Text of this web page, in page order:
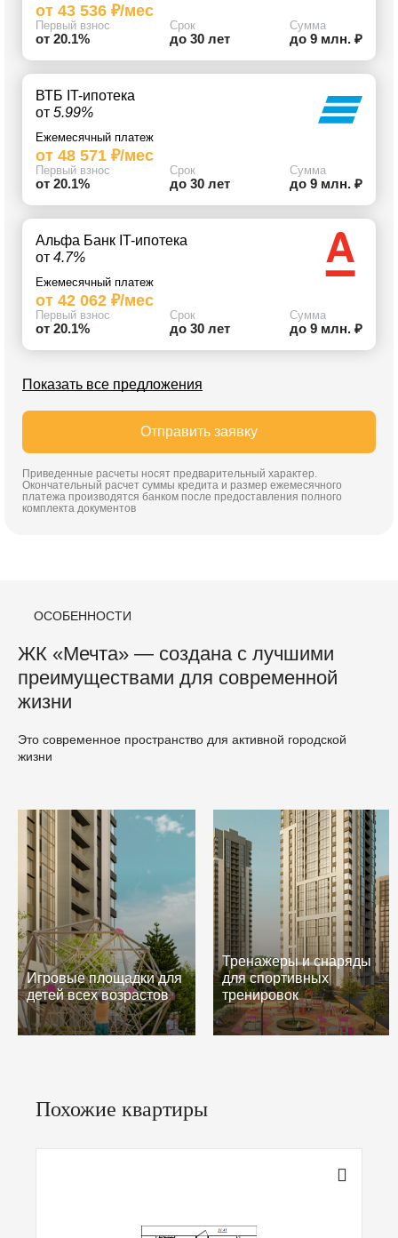
от 43 536 ₽/мес
Первый взнос
от 20.1%
Срок
до 30 лет
Сумма
до 9 млн. ₽
ВТБ IT-ипотека
от 5.99%
Ежемесячный платеж
от 48 571 ₽/мес
Первый взнос
от 20.1%
Срок
до 30 лет
Сумма
до 9 млн. ₽
Альфа Банк IT-ипотека
от 4.7%
Ежемесячный платеж
от 42 062 ₽/мес
Первый взнос
от 20.1%
Срок
до 30 лет
Сумма
до 9 млн. ₽
Показать все предложения
Отправить заявку
Приведенные расчеты носят предварительный характер.
Окончательный расчет суммы кредита и размер ежемесячного
платежа производятся банком после предоставления полного
комплекта документов
ОСОБЕННОСТИ
ЖК «Мечта» — создана с лучшими
преимуществами для современной
жизни
Это современное пространство для активной городской
жизни
Игровые площадки для
детей всех возрастов
Тренажеры и снаряды
для спортивных
тренировок
Похожие квартиры